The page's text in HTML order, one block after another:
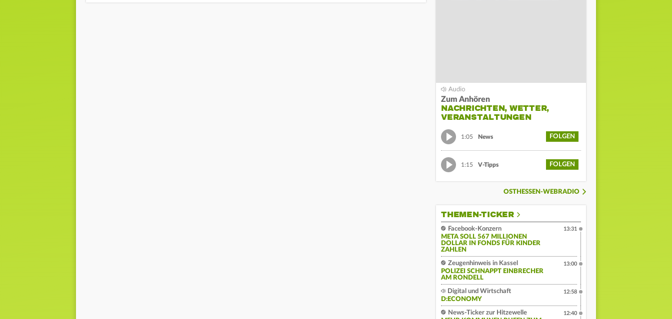
Zum Anhören
NACHRICHTEN, WETTER,
VERANSTALTUNGEN
1:05 News FOLGEN
1:15 V-Tipps FOLGEN
OSTHESSEN-WEBRADIO
THEMEN-TICKER
Facebook-Konzern
META SOLL 567 MILLIONEN
DOLLAR IN FONDS FÜR KINDER
ZAHLEN
13:31
Zeugenhinweis in Kassel
POLIZEI SCHNAPPT EINBRECHER
AM RONDELL
13:00
Digital und Wirtschaft
D:ECONOMY
12:58
News-Ticker zur Hitzewelle
12:40